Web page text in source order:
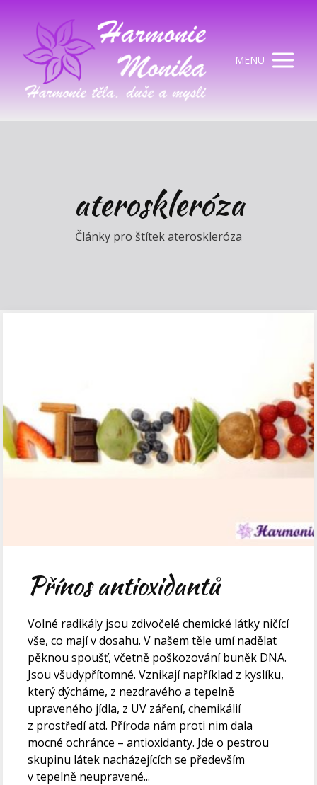
MENU
ateroskleróza
Články pro štítek ateroskleróza
Přínos antioxidantů
Volné radikály jsou zdivočelé chemické látky ničící
vše, co mají v dosahu. V našem těle umí nadělat
pěknou spoušť, včetně poškozování buněk DNA.
Jsou všudypřítomné. Vznikají například z kyslíku,
který dýcháme, z nezdravého a tepelně
upraveného jídla, z UV záření, chemikálií
z prostředí atd. Příroda nám proti nim dala
mocné ochránce – antioxidanty. Jde o pestrou
skupinu látek nacházejících se především
v tepelně neupravené...